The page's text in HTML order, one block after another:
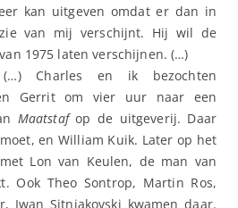
kan uitgeven omdat er dan in
van mij verschijnt. Hij wil de
1975 laten verschijnen. (…)
Charles en ik bezochten
Gerrit om vier uur naar een
Maatstafop de uitgeverij. Daar
en William Kuik. Later op het
Lon van Keulen, de man van
Ook Theo Sontrop, Martin Ros,
Iwan Sitniakovski kwamen daar.